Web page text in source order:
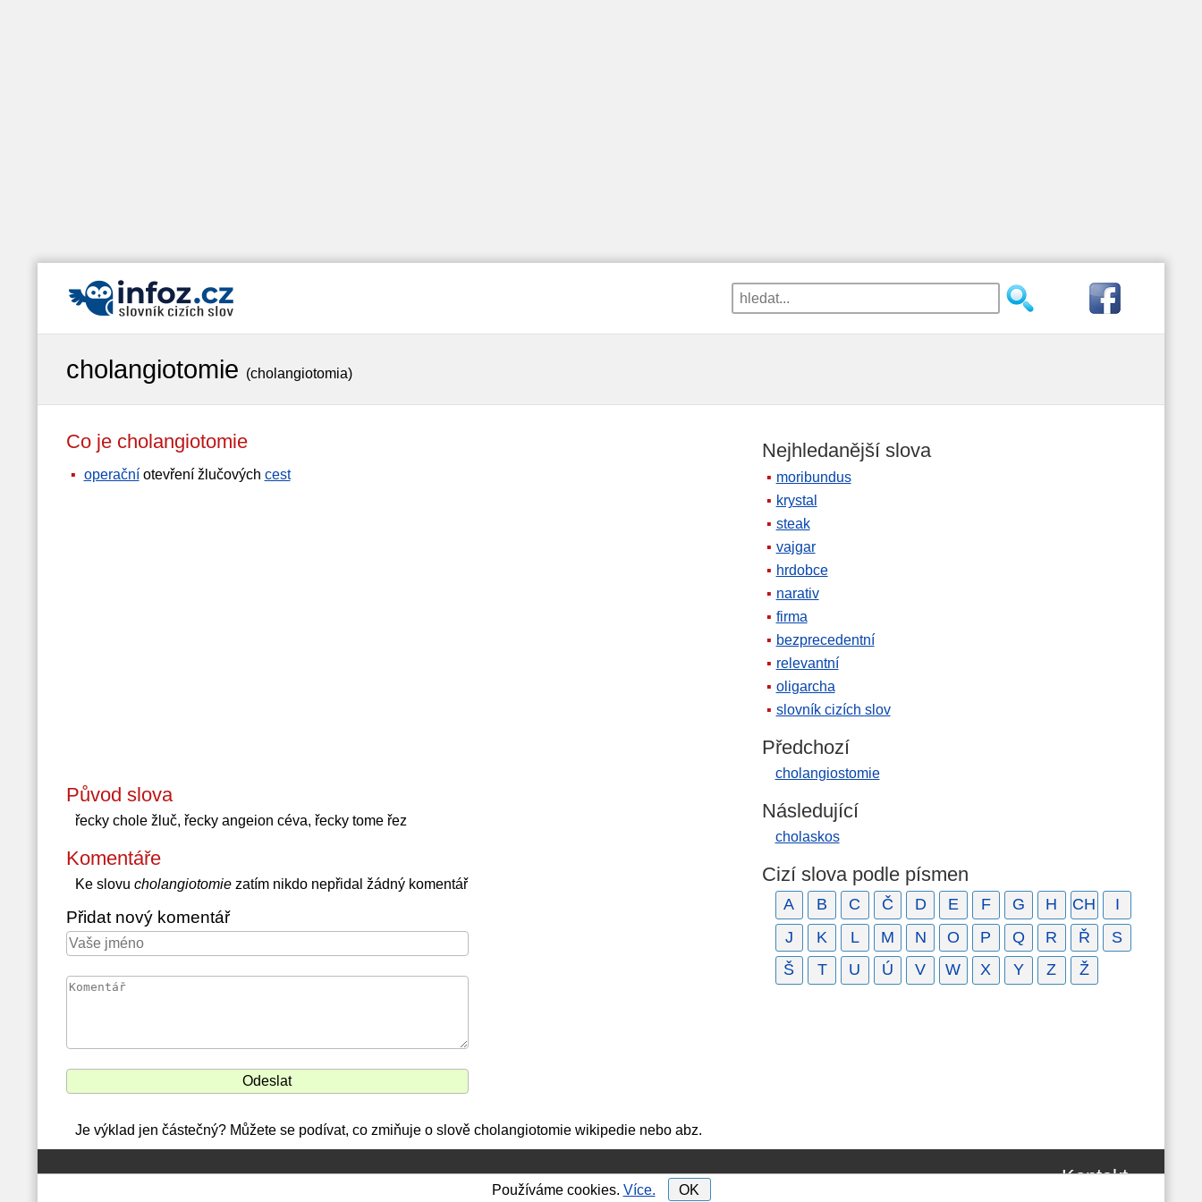
cholangiotomie (cholangiotomia)
Co je cholangiotomie
operačníotevření žlučových cest
Původ slova
řecky chole žluč, řecky angeion céva, řecky tome řez
Komentáře
Ke slovu cholangiotomiezatím nikdo nepřidal žádný komentář
Přidat nový komentář
Je výklad jen částečný? Můžete se podívat, co zmiňuje o slově cholangiotomie wikipedie nebo abz.
Nejhledanější slova
moribundus
krystal
steak
vajgar
hrdobce
narativ
firma
bezprecedentní
relevantní
oligarcha
slovník cizích slov
Předchozí
cholangiostomie
Následující
cholaskos
Cizí slova podle písmen
A B C Č D E F G H CH
I
J
K L M N O P Q R Ř
S
Š
T U Ú V W X Y Z Ž
Kontakt
Používáme cookies. Více. OK